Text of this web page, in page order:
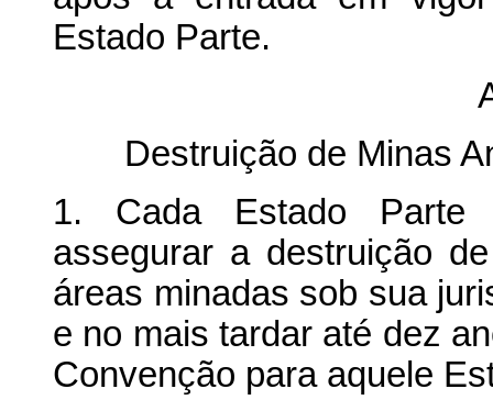
Estado Parte.
Destruição de Minas
1. Cada Estado Parte
assegurar a destruição
áreas minadas sob sua
e no mais tardar até dez
Convenção para aquele